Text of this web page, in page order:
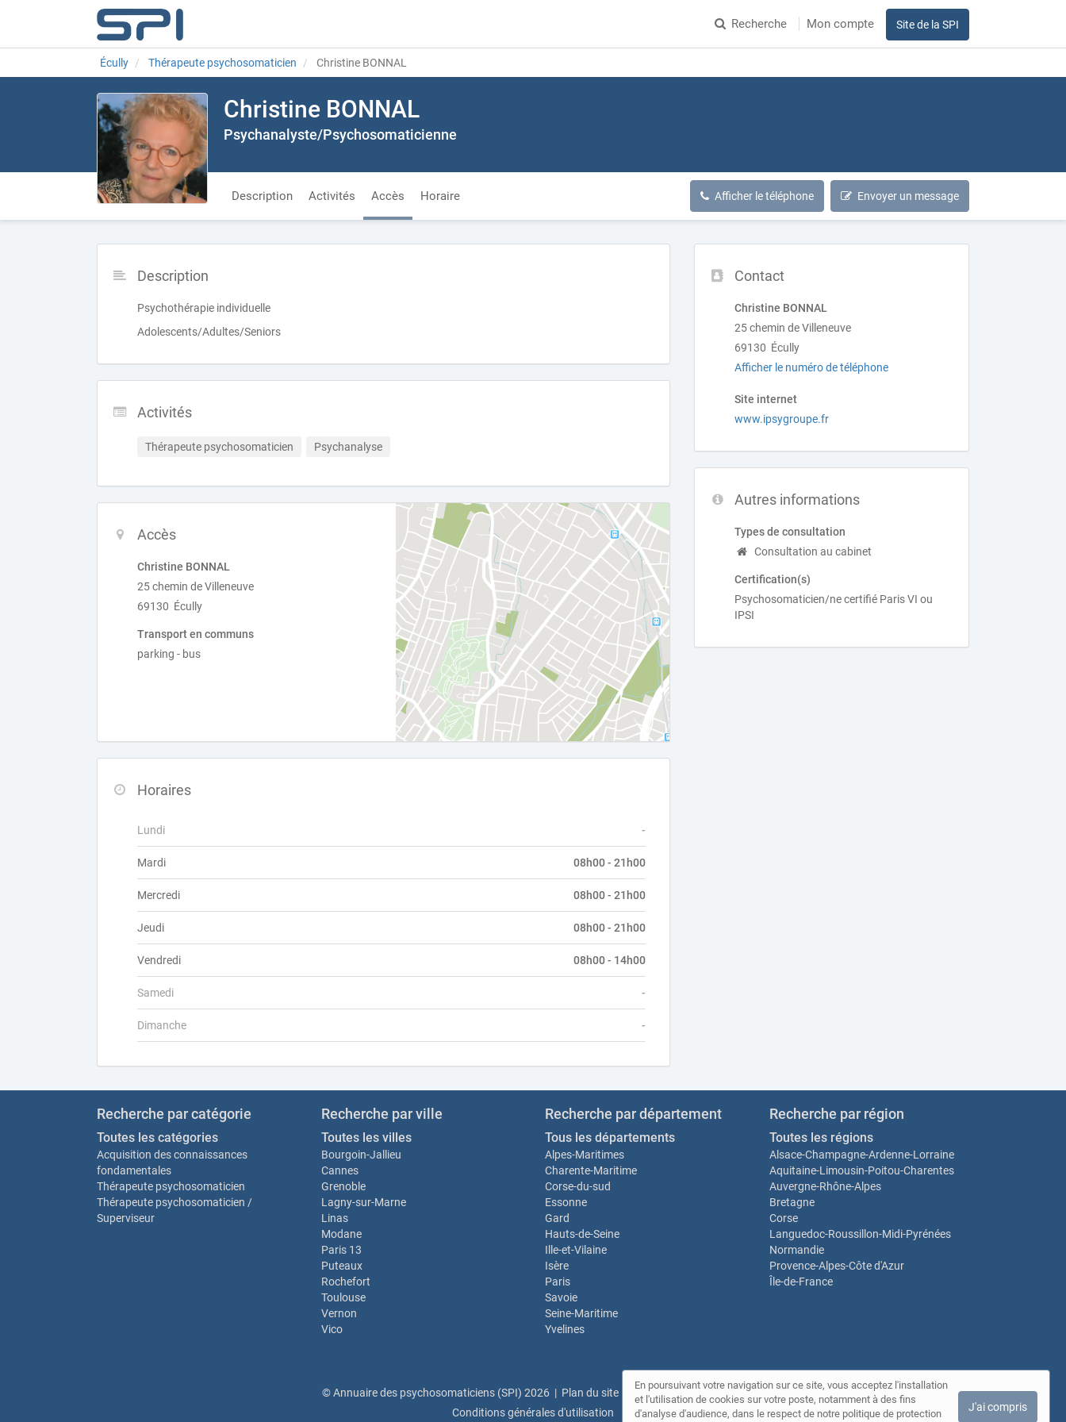
Recherche Mon compte Site de la SPI
Écully Thérapeute psychosomaticien Christine BONNAL
Christine BONNAL
Psychanalyste/Psychosomaticienne
Description Activités Accès Horaire Afficher le téléphone Envoyer un message
Contact
Christine BONNAL
25 chemin de Villeneuve
69130 Écully
Afficher le numéro de téléphone
Site internet
www.ipsygroupe.fr
Autres informations
Types de consultation
Consultation au cabinet
Certification(s)
Psychosomaticien/ne certifié Paris VI ou
IPSI
Description
Psychothérapie individuelle
Adolescents/Adultes/Seniors
Activités
Thérapeute psychosomaticien Psychanalyse
Accès
Christine BONNAL
25 chemin de Villeneuve
69130 Écully
Transport en communs
parking - bus
Horaires
Lundi -
Mardi 08h00 - 21h00
Mercredi 08h00 - 21h00
Jeudi 08h00 - 21h00
Vendredi 08h00 - 14h00
Samedi -
Dimanche -
Recherche par catégorie
Toutes les catégories
Acquisition des connaissances
fondamentales
Thérapeute psychosomaticien
Thérapeute psychosomaticien /
Superviseur
Recherche par ville
Toutes les villes
Bourgoin-Jallieu
Cannes
Grenoble
Lagny-sur-Marne
Linas
Modane
Paris 13
Puteaux
Rochefort
Toulouse
Vernon
Vico
Recherche par département
Tous les départements
Alpes-Maritimes
Charente-Maritime
Corse-du-sud
Essonne
Gard
Hauts-de-Seine
Ille-et-Vilaine
Isère
Paris
Savoie
Seine-Maritime
Yvelines
Recherche par région
Toutes les régions
Alsace-Champagne-Ardenne-Lorraine
Aquitaine-Limousin-Poitou-Charentes
Auvergne-Rhône-Alpes
Bretagne
Corse
Languedoc-Roussillon-Midi-Pyrénées
Normandie
Provence-Alpes-Côte d'Azur
Île-de-France
© Annuaire des psychosomaticiens (SPI) 2026 | Plan du site Mon compte| Contact
Conditions générales d'utilisation
En poursuivant votre navigation sur ce site, vous acceptez l'installation
et l'utilisation de cookies sur votre poste, notamment à des fins
d'analyse d'audience, dans le respect de notre politique de protection
J'ai compris